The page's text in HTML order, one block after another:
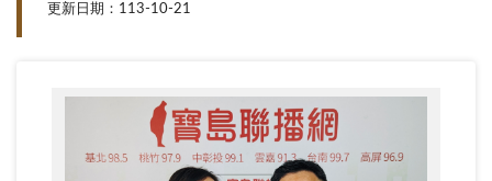
更新日期：113-10-21